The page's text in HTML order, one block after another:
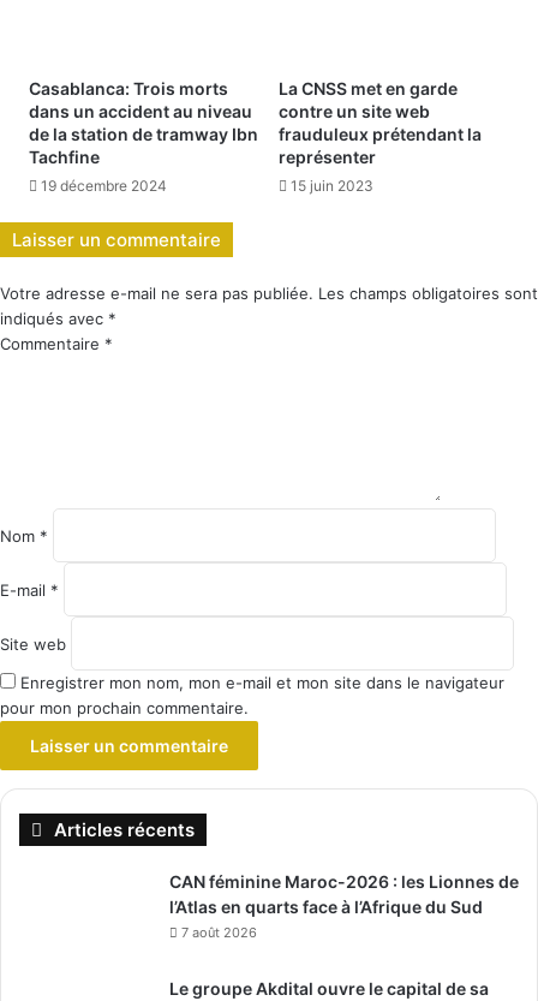
Casablanca: Trois morts
dans un accident au niveau
de la station de tramway Ibn
Tachfine
19 décembre 2024
La CNSS met en garde
contre un site web
frauduleux prétendant la
représenter
15 juin 2023
Laisser un commentaire
Votre adresse e-mail ne sera pas publiée. Les champs obligatoires sont
indiqués avec *
Commentaire *
Nom *
E-mail *
Site web
Enregistrer mon nom, mon e-mail et mon site dans le navigateur
pour mon prochain commentaire.
Articles récents
CAN féminine Maroc-2026 : les Lionnes de
l’Atlas en quarts face à l’Afrique du Sud
7 août 2026
Le groupe Akdital ouvre le capital de sa